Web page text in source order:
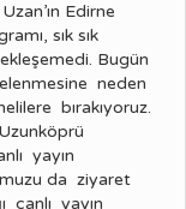
Edirne
sık sık
Bugün
neden
bırakıyoruz.
yayın
da ziyaret
canlı yayın